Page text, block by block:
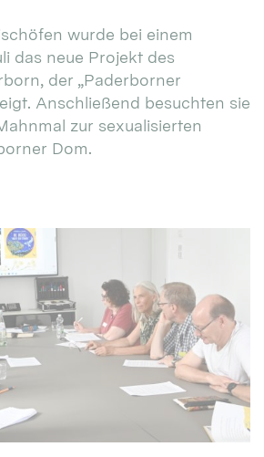
wurde bei einem
das neue Projekt des
der „Paderborner
Anschließend besuchten sie
zur sexualisierten
Dom.